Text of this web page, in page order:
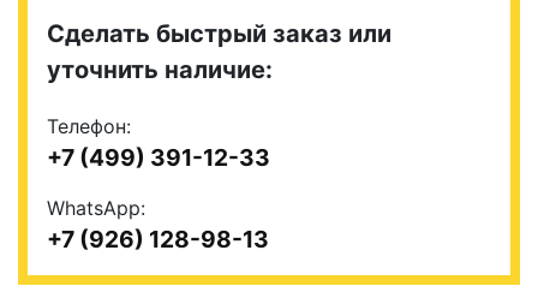
Сделать быстрый заказ или
уточнить наличие:
Телефон:
+7 (499) 391-12-33
WhatsApp:
+7 (926) 128-98-13